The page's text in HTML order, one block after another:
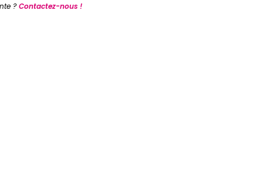
?Contactez-nous !